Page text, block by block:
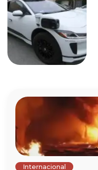
Internacional